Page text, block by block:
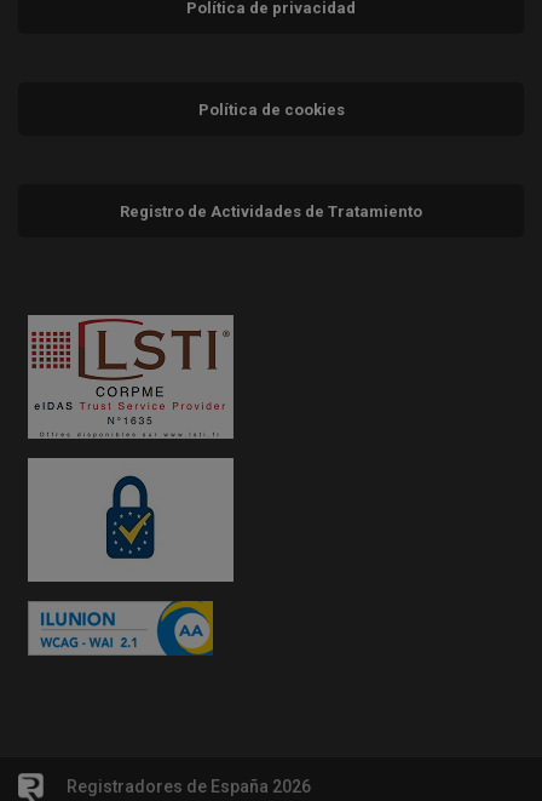
Política de privacidad
Política de cookies
Registro de Actividades de Tratamiento
Registradores de España 2026